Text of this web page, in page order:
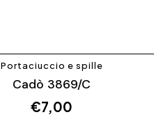
Portaciuccio e spille
Cadò 3869/C
€7,00